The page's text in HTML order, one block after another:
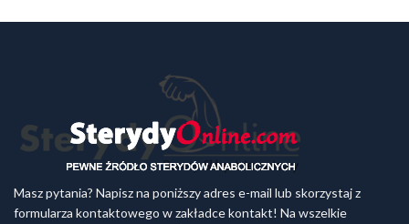
Masz pytania? Napisz na poniższy adres e-mail lub skorzystaj z
formularza kontaktowego w zakładce kontakt! Na wszelkie